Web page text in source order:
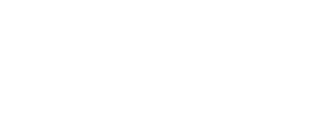
강원 동해안 강한 비 이어져
수거차에 치여 사망